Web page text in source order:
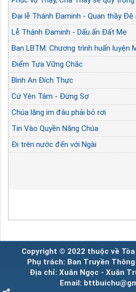
Đại lễ Thánh Đaminh - Quan thầy Đệ
Lễ Thánh Đaminh - Dấu ấn Đất Mẹ
Ban LBTM: Chương trình huấn luyện
Điểm Tựa Vững Chắc
Bình An Đích Thực
Cứ Yên Tâm - Đừng Sợ
Chúa lặng im đâu phải bỏ rơi
Tin Vào Quyền Năng Chúa
Đi trên nước đến với Ngài
Copyright © 2022 thuộc về Tòa
Phụ trách: Ban Truyền Thông
Địa chỉ: Xuân Ngọc - Xuân
Email: